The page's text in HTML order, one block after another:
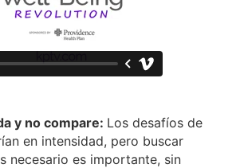
y no compare: Los desafíos de
en intensidad, pero buscar
necesario es importante, sin